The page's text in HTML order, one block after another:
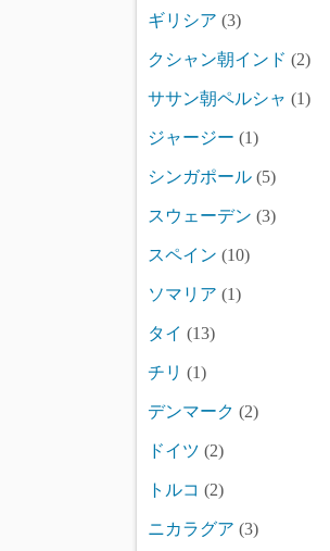
ギリシア (3)
クシャン朝インド (2)
ササン朝ペルシャ (1)
ジャージー (1)
シンガポール (5)
スウェーデン (3)
スペイン (10)
ソマリア (1)
タイ (13)
チリ (1)
デンマーク (2)
ドイツ (2)
トルコ (2)
ニカラグア (3)